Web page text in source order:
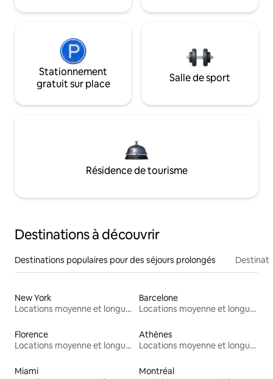
Stationnement
gratuit sur place
Salle de sport
Résidence de tourisme
Destinations à découvrir
Destinations populaires pour des séjours prolongés
New York
Locations moyenne et longue durée
Barcelone
Locations moyenne et longue durée
Florence
Locations moyenne et longue durée
Athènes
Locations moyenne et longue durée
Miami
Montréal